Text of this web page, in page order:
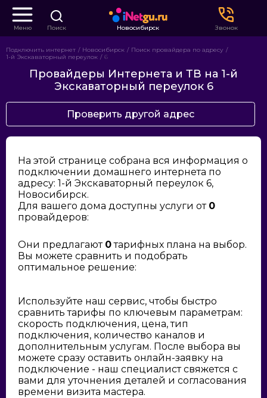
Меню Поиск Новосибирск Звонок
Подключить интернет Новосибирск
Поиск провайдера по адресу
1-й Экскаваторный переулок
6
Провайдеры Интернета и ТВ на 1-й
Экскаваторный переулок 6
Проверить другой адрес
На этой странице собрана вся информация о
подключении домашнего интернета по
адресу: 1-й Экскаваторный переулок 6,
Новосибирск.
Для вашего дома доступны услуги от 0
провайдеров:
Они предлагают 0тарифных плана на выбор.
Вы можете сравнить и подобрать
оптимальное решение:
Используйте наш сервис, чтобы быстро
сравнить тарифы по ключевым параметрам:
скорость подключения, цена, тип
подключения, количество каналов и
дополнительным услугам. После выбора вы
можете сразу оставить онлайн-заявку на
подключение - наш специалист свяжется с
вами для уточнения деталей и согласования
времени визита мастера.